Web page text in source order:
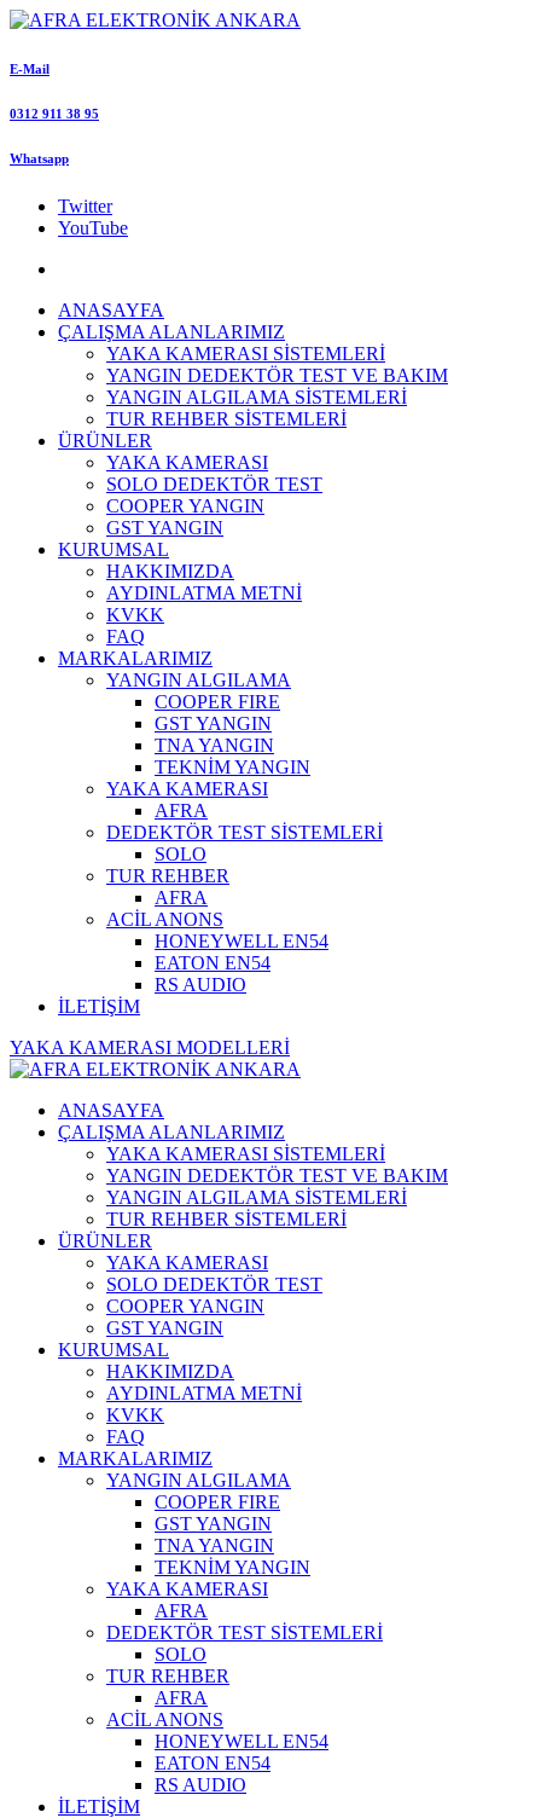
E-Mail
0312 911 38 95
Whatsapp
Twitter
YouTube
ANASAYFA
ÇALIŞMA ALANLARIMIZ
YAKA KAMERASI SİSTEMLERİ
YANGIN DEDEKTÖR TEST VE BAKIM
YANGIN ALGILAMA SİSTEMLERİ
TUR REHBER SİSTEMLERİ
ÜRÜNLER
YAKA KAMERASI
SOLO DEDEKTÖR TEST
COOPER YANGIN
GST YANGIN
KURUMSAL
HAKKIMIZDA
AYDINLATMA METNİ
KVKK
FAQ
MARKALARIMIZ
YANGIN ALGILAMA
COOPER FIRE
GST YANGIN
TNA YANGIN
TEKNİM YANGIN
YAKA KAMERASI
AFRA
DEDEKTÖR TEST SİSTEMLERİ
SOLO
TUR REHBER
AFRA
ACİL ANONS
HONEYWELL EN54
EATON EN54
RS AUDIO
İLETİŞİM
YAKA KAMERASI MODELLERİ
ANASAYFA
ÇALIŞMA ALANLARIMIZ
YAKA KAMERASI SİSTEMLERİ
YANGIN DEDEKTÖR TEST VE BAKIM
YANGIN ALGILAMA SİSTEMLERİ
TUR REHBER SİSTEMLERİ
ÜRÜNLER
YAKA KAMERASI
SOLO DEDEKTÖR TEST
COOPER YANGIN
GST YANGIN
KURUMSAL
HAKKIMIZDA
AYDINLATMA METNİ
KVKK
FAQ
MARKALARIMIZ
YANGIN ALGILAMA
COOPER FIRE
GST YANGIN
TNA YANGIN
TEKNİM YANGIN
YAKA KAMERASI
AFRA
DEDEKTÖR TEST SİSTEMLERİ
SOLO
TUR REHBER
AFRA
ACİL ANONS
HONEYWELL EN54
EATON EN54
RS AUDIO
İLETİŞİM